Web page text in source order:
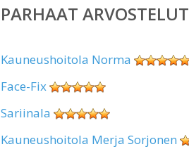
PARHAAT ARVOSTELUT
Kauneushoitola Norma
Face-Fix
Sariinala
Kauneushoitola Merja Sorjonen